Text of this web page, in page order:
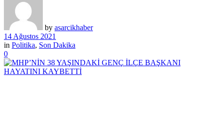
by asarcikhaber
14 Ağustos 2021
in Politika, Son Dakika
0